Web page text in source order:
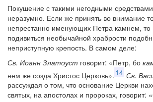
Покушение с такими негодными
неразумно. Если же принять во внимание
непрестанно именующих Петра камнем, то
подивиться необычайной храбрости
неприступную крепость. В самом деле:
Св. Иоанн Златоуст говорит: «Петр, бо
нем же созда Христос Церковь». 14 Св.
рассуждая о том, что основание Церкви
святых, на апостолах и пророках, говорит: